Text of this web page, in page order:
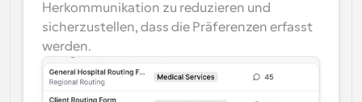
Herkommunikation zu reduzieren und
sicherzustellen, dass die Präferenzen erfasst
werden.